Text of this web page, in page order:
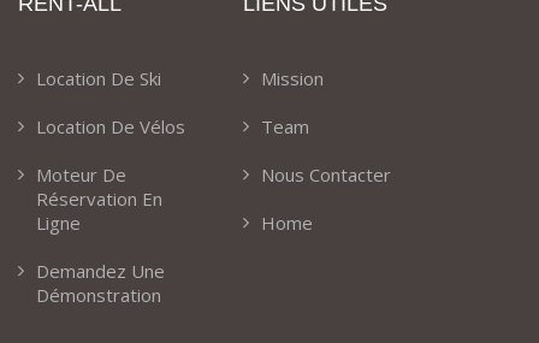
Location De Ski
Location De Vélos
Moteur De
Réservation En
Ligne
Demandez Une
Démonstration
Mission
Team
Nous Contacter
Home